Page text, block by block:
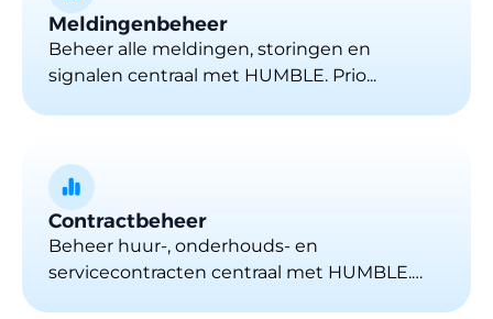
Meldingenbeheer
Beheer alle meldingen, storingen en
signalen centraal met HUMBLE. Prio...
Contractbeheer
Beheer huur-, onderhouds- en
servicecontracten centraal met HUMBLE.